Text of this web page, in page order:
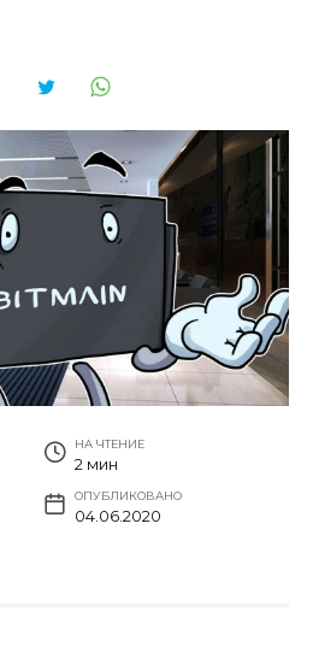
НА ЧТЕНИЕ
2 мин
ОПУБЛИКОВАНО
04.06.2020